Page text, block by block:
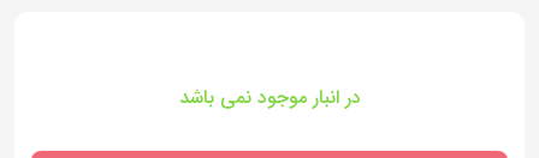
در انبار موجود نمی باشد